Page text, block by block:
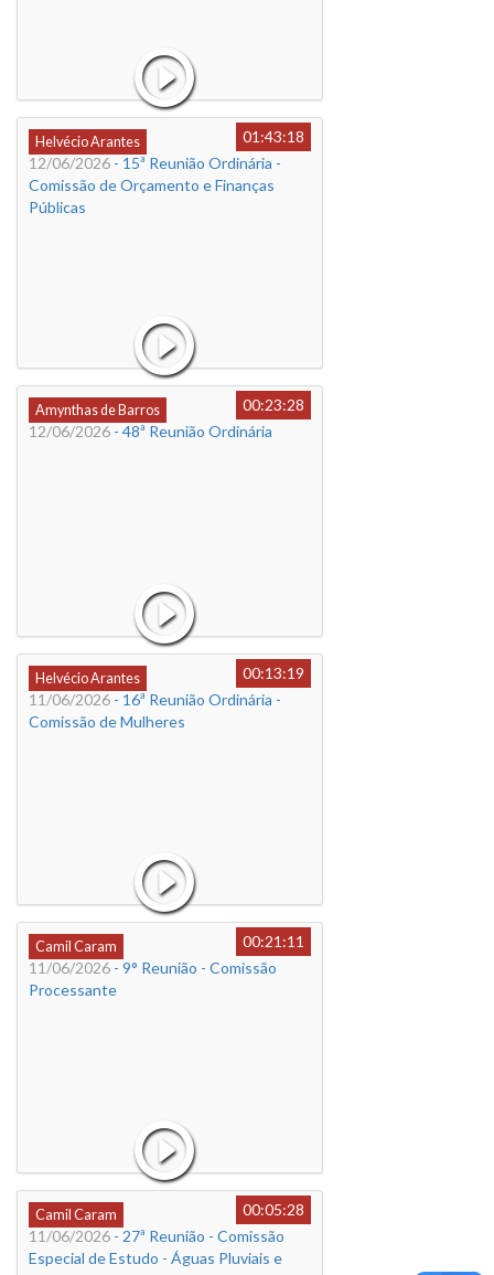
Helvécio Arantes
01:43:18
12/06/2026 - 15ª Reunião Ordinária -
Comissão de Orçamento e Finanças
Públicas
Amynthas de Barros
00:23:28
12/06/2026 - 48ª Reunião Ordinária
Helvécio Arantes
00:13:19
11/06/2026 - 16ª Reunião Ordinária -
Comissão de Mulheres
Camil Caram
00:21:11
11/06/2026 - 9° Reunião - Comissão
Processante
Camil Caram
00:05:28
11/06/2026 - 27ª Reunião - Comissão
Especial de Estudo - Águas Pluviais e